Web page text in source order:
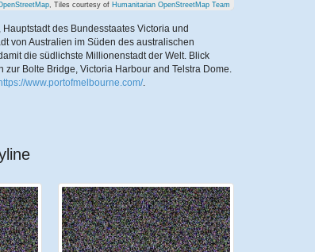
, Tiles courtesy of Humanitarian OpenStreetMap Team
Hauptstadt des Bundesstaates Victoria und
von Australien im Süden des australischen
die südlichste Millionenstadt der Welt. Blick
zur Bolte Bridge, Victoria Harbour and Telstra Dome.
https://www.portofmelbourne.com/.